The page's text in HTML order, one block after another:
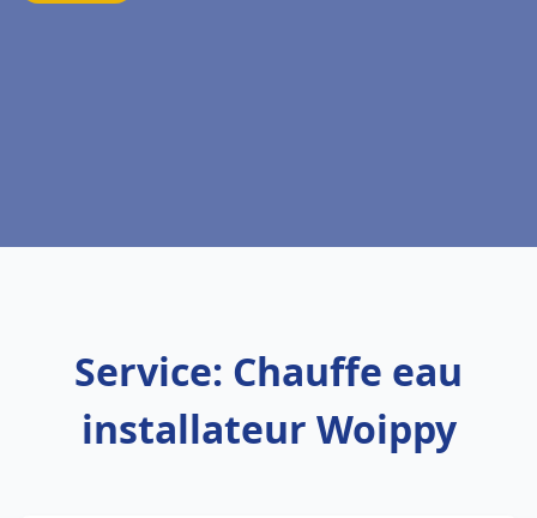
Service: Chauffe eau
installateur Woippy